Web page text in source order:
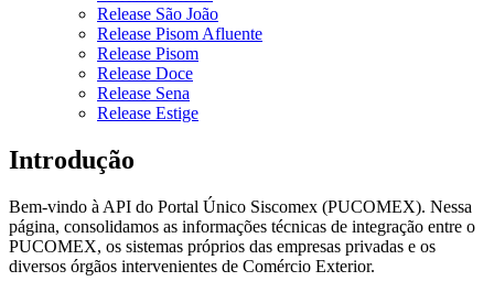
Release São João
Release Pisom Afluente
Release Pisom
Release Doce
Release Sena
Release Estige
Introdução
Bem-vindo à API do Portal Único Siscomex (PUCOMEX). Nessa
página, consolidamos as informações técnicas de integração entre o
PUCOMEX, os sistemas próprios das empresas privadas e os
diversos órgãos intervenientes de Comércio Exterior.